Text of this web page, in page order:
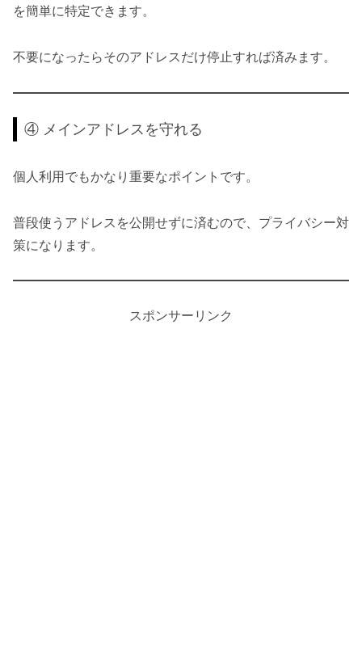
を簡単に特定できます。
不要になったらそのアドレスだけ停止すれば済みます。
④ メインアドレスを守れる
個人利用でもかなり重要なポイントです。
普段使うアドレスを公開せずに済むので、プライバシー対
策になります。
スポンサーリンク